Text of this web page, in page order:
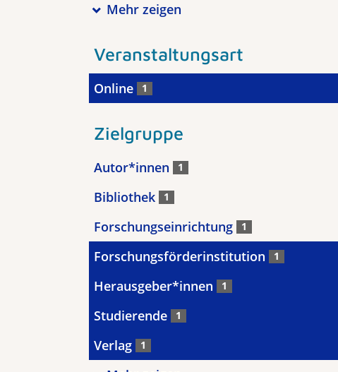
Mehr zeigen
Veranstaltungsart
Online 1
Zielgruppe
Autor*innen 1
Bibliothek 1
Forschungseinrichtung 1
Forschungsförderinstitution 1
Herausgeber*innen 1
Studierende 1
Verlag 1